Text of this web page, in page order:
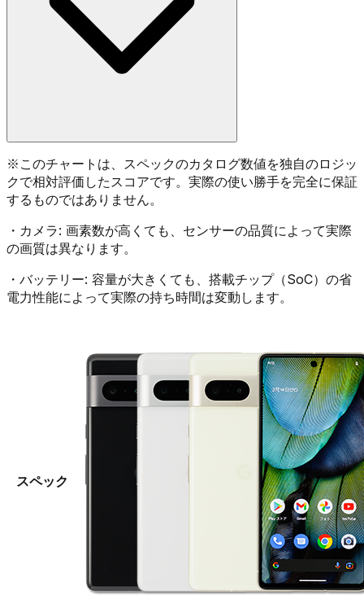
※ このチャートは、スペックのカタログ数値を独自のロジッ
クで相対評価したスコアです。実際の使い勝手を完全に保証
するものではありません。
・ カメラ: 画素数が高くても、センサーの品質によって実際
の画質は異なります。
・ バッテリー: 容量が大きくても、搭載チップ（SoC）の省
電力性能によって実際の持ち時間は変動します。
スペック